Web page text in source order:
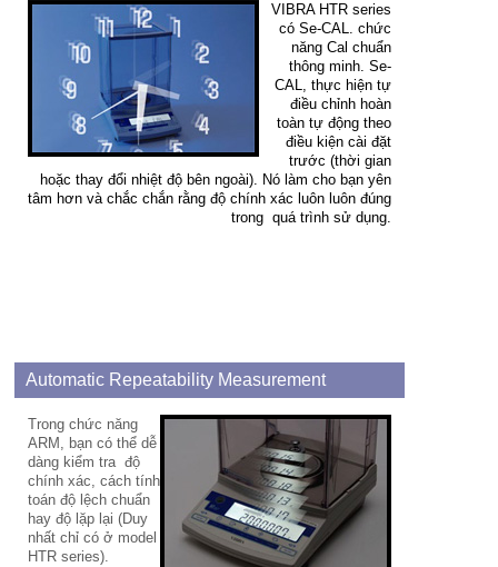
VIBRA HTR series
có Se-CAL. chức
năng Cal chuẩn
thông minh. Se-
CAL, thực hiện tự
điều chỉnh hoàn
toàn tự động theo
điều kiện cài đặt
trước (thời gian
hoặc thay đổi nhiệt độ bên ngoài). Nó làm cho bạn yên
tâm hơn và chắc chắn rằng độ chính xác luôn luôn đúng
trong quá trình sử dụng.
Automatic Repeatability Measurement
Trong chức năng
ARM, bạn có thể dễ
dàng kiểm tra độ
chính xác, cách tính
toán độ lệch chuẩn
hay độ lặp lại (Duy
nhất chỉ có ở model
HTR series).